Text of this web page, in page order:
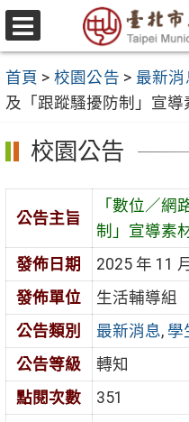
跳
至
要
內
容
區
選
單
首頁 > 校園公告 > 最新消
及「跟蹤騷擾防制」宣導
校園公告
公告主旨
「數位／網
制」宣導素
發佈日期
2025 年 11
發佈單位
生活輔導組
公告類別
最新消息, 學
公告等級
轉知
點閱次數
351